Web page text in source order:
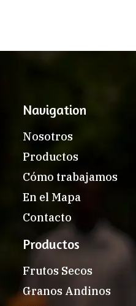
Navigation
Nosotros
Productos
En el Mapa
Contacto